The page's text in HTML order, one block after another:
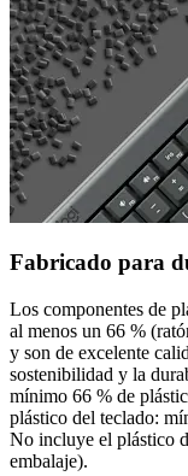
Fabricado para
Los componentes de
al menos un 66 %
y son de excelente
sostenibilidad y la
mínimo 66 % de
plástico del teclado:
No incluye el plástico
embalaje).